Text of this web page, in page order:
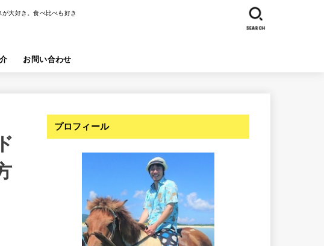
大好き。食べ比べも好き
お問い合わせ
SEARCH
プロフィール